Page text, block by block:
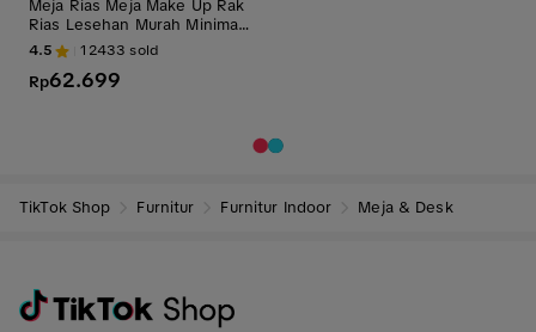
Meja Rias Meja Make Up Rak
Rias Lesehan Murah Minimali
s Antik
4.5 12433 sold
Rp62.699
TikTok Shop Furnitur Furnitur Indoor Meja & Desk